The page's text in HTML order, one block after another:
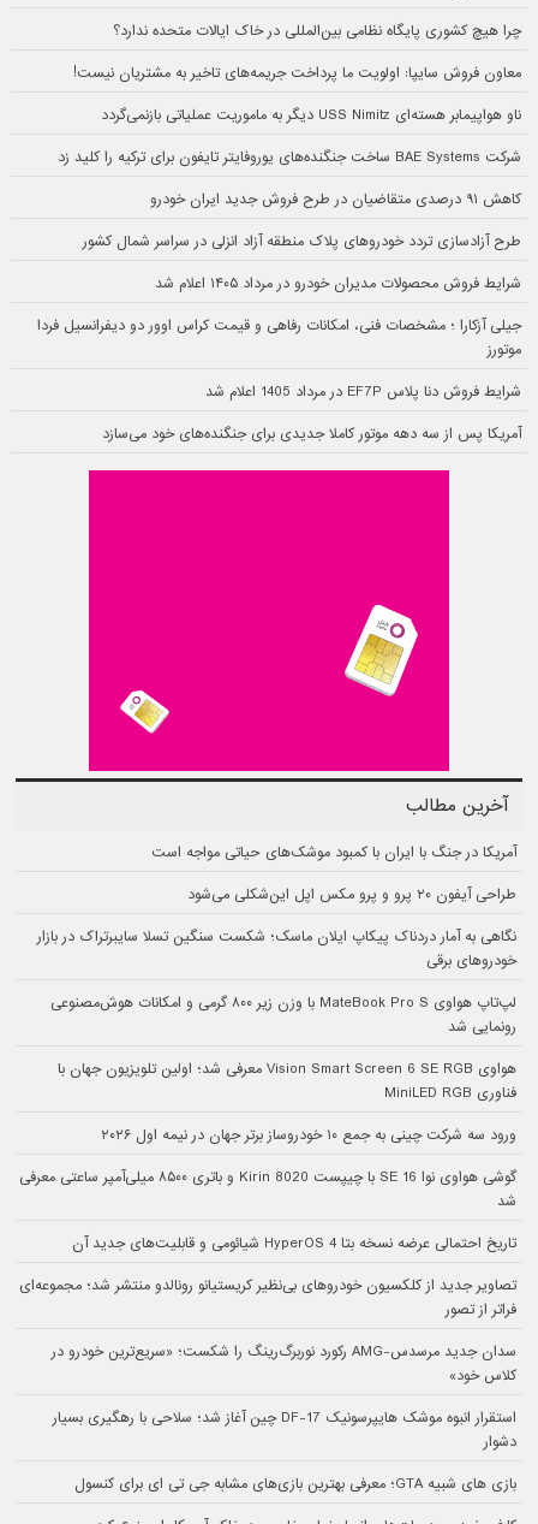
چرا هیچ کشوری پایگاه نظامی بین‌المللی در خاک ایالات متحده ندارد؟
معاون فروش سایپا: اولویت ما پرداخت جریمه‌های تاخیر به مشتریان نیست!
ناو هواپیمابر هسته‌ای USS Nimitz دیگر به ماموریت عملیاتی بازنمی‌گردد
شرکت BAE Systems ساخت جنگنده‌های یوروفایتر تایفون برای ترکیه را کلید زد
کاهش ۹۱ درصدی متقاضیان در طرح فروش جدید ایران خودرو
طرح آزادسازی تردد خودروهای پلاک منطقه آزاد انزلی در سراسر شمال کشور
شرایط فروش محصولات مدیران خودرو در مرداد ۱۴۰۵ اعلام شد
جیلی آزکارا ؛ مشخصات فنی، امکانات رفاهی و قیمت کراس اوور دو دیفرانسیل فردا
موتورز
شرایط فروش دنا پلاس EF7P در مرداد 1405 اعلام شد
آمریکا پس از سه دهه موتور کاملا جدیدی برای جنگنده‌های خود می‌سازد
آخرین مطالب
آمریکا در جنگ با ایران با کمبود موشک‌های حیاتی مواجه است
طراحی آیفون ۲۰ پرو و پرو مکس اپل این‌شکلی می‌شود
نگاهی به آمار دردناک پیکاپ ایلان ماسک؛ شکست سنگین تسلا سایبرتراک در بازار
خودروهای برقی
لپ‌تاپ هواوی MateBook Pro S با وزن زیر ۸۰۰ گرمی و امکانات هوش‌مصنوعی
رونمایی شد
هواوی Vision Smart Screen 6 SE RGB معرفی شد؛ اولین تلویزیون جهان با
فناوری MiniLED RGB
ورود سه شرکت چینی به جمع ۱۰ خودروساز برتر جهان در نیمه اول ۲۰۲۶
گوشی هواوی نوا 16 SE با چیپست Kirin 8020 و باتری ۸۵۰۰ میلی‌آمپر ساعتی معرفی
شد
تاریخ احتمالی عرضه نسخه بتا HyperOS 4 شیائومی و قابلیت‌های جدید آن
تصاویر جدید از کلکسیون خودروهای بی‌نظیر کریستیانو رونالدو منتشر شد؛ مجموعه‌ای
فراتر از تصور
سدان جدید مرسدس-AMG رکورد نوربرگ‌رینگ را شکست؛ «سریع‌ترین خودرو در
کلاس خود»
استقرار انبوه موشک هایپرسونیک DF-17 چین آغاز شد؛ سلاحی با رهگیری بسیار
دشوار
بازی های شبیه GTA؛ معرفی بهترین بازی‌های مشابه جی تی ای برای کنسول